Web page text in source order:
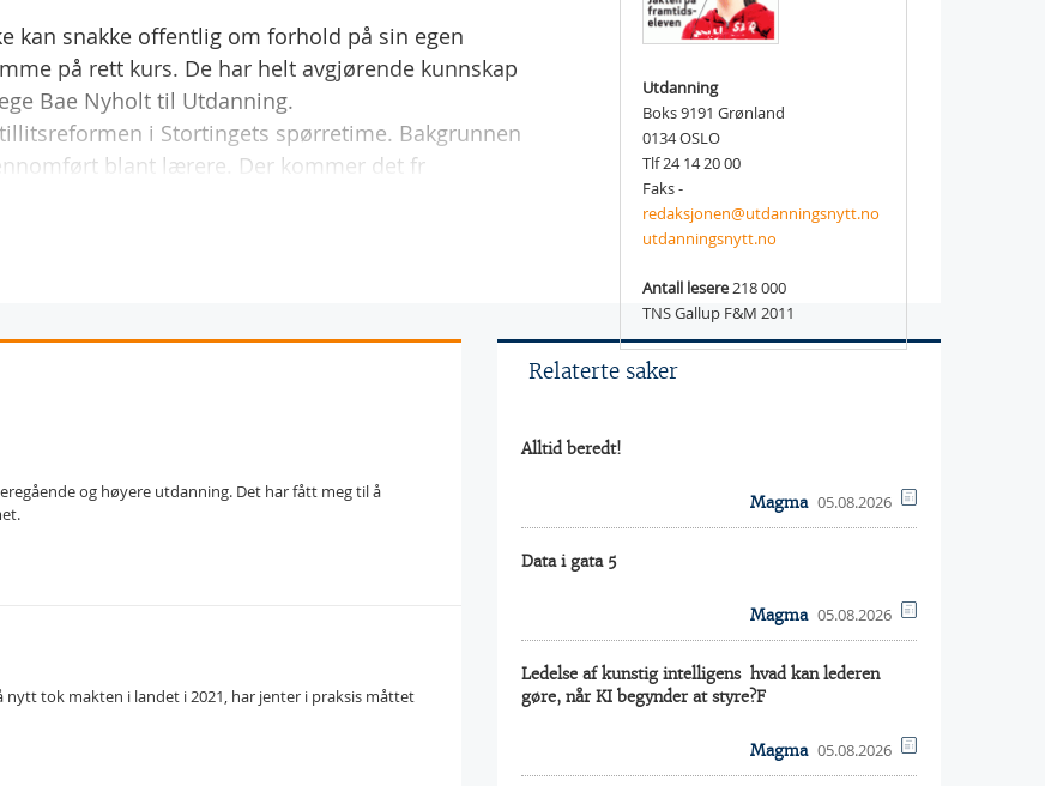
kan snakke offentlig om forhold på sin egen
på rett kurs. De har helt avgjørende kunnskap
Bae Nyholt til Utdanning.
i Stortingets spørretime. Bakgrunnen
blant lærere. Der kommer det fr
Utdanning
Boks 9191 Grønland
0134 OSLO
Tlf 24 14 20 00
Faks -
redaksjonen@utdanningsnytt.no
utdanningsnytt.no
Antall lesere218 000
TNS Gallup F&M 2011
og høyere utdanning. Det har fått meg til å
nytt tok makten i landet i 2021, har jenter i praksis måttet
Relaterte saker
Alltid beredt!
Magma 05.08.2026
Data i gata 5
Magma 05.08.2026
Ledelse af kunstig intelligens  hvad kan lederen
gøre, når KI begynder at styre?F
Magma 05.08.2026